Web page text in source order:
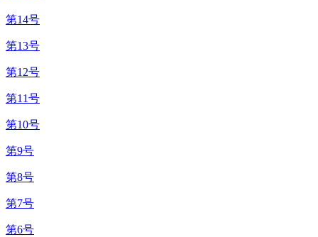
第14号
第13号
第12号
第11号
第10号
第9号
第8号
第7号
第6号